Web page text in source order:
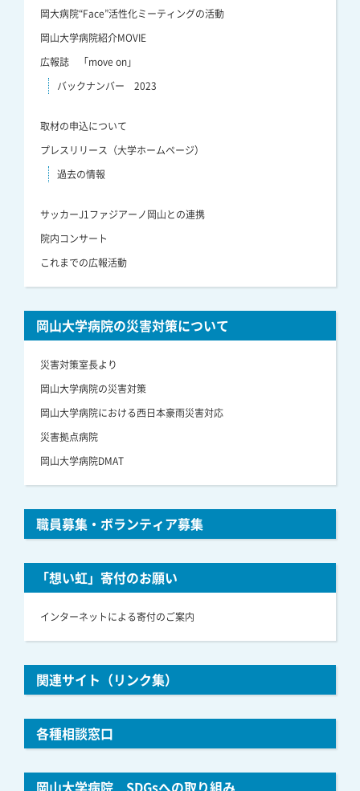
岡大病院“Face”活性化ミーティングの活動
岡山大学病院紹介MOVIE
広報誌 「move on」
バックナンバー 2023
取材の申込について
プレスリリース（大学ホームページ）
過去の情報
サッカーJ1ファジアーノ岡山との連携
院内コンサート
これまでの広報活動
岡山大学病院の災害対策について
災害対策室長より
岡山大学病院の災害対策
岡山大学病院における西日本豪雨災害対応
災害拠点病院
岡山大学病院DMAT
職員募集・ボランティア募集
「想い虹」寄付のお願い
インターネットによる寄付のご案内
関連サイト（リンク集）
各種相談窓口
岡山大学病院 SDGsへの取り組み